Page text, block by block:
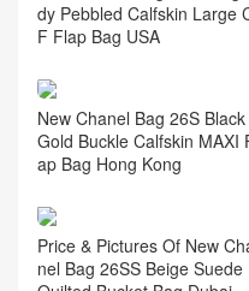
Artisan Brown Chain Suede
Baguette Bag
New Chanel Bag 26S Burgun
dy Pebbled Calfskin Large C
F Flap Bag USA